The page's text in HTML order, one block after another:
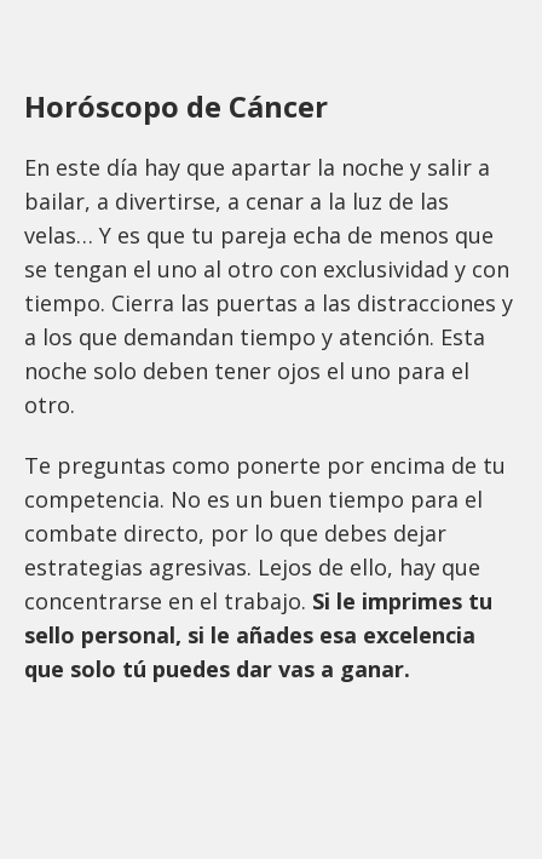
Horóscopo de Cáncer
En este día hay que apartar la noche y salir a
bailar, a divertirse, a cenar a la luz de las
velas… Y es que tu pareja echa de menos que
se tengan el uno al otro con exclusividad y con
tiempo. Cierra las puertas a las distracciones y
a los que demandan tiempo y atención. Esta
noche solo deben tener ojos el uno para el
otro.
Te preguntas como ponerte por encima de tu
competencia. No es un buen tiempo para el
combate directo, por lo que debes dejar
estrategias agresivas. Lejos de ello, hay que
concentrarse en el trabajo. Si le imprimes tu
sello personal, si le añades esa excelencia
que solo tú puedes dar vas a ganar.